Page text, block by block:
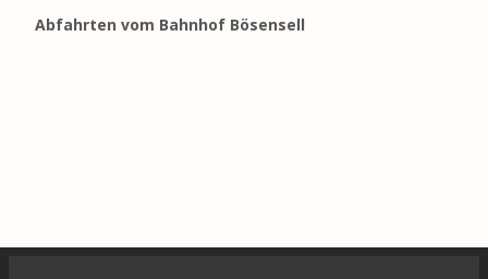
Abfahrten vom Bahnhof Bösensell